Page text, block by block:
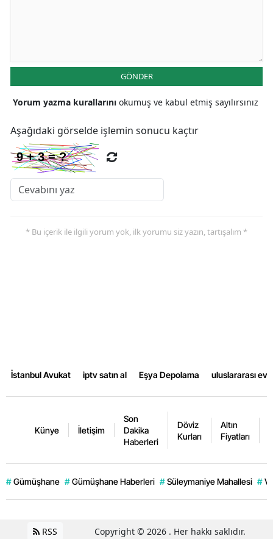
GÖNDER
Yorum yazma kurallarını okumuş ve kabul etmiş sayılırsınız
Aşağıdaki görselde işlemin sonucu kaçtır
* Bu içerik ile ilgili yorum yok, ilk yorumu siz yazın, tartışalım *
İstanbul Avukat iptv satın al Eşya Depolama uluslararası
Künye İletişim
Son
Dakika
Haberleri
Döviz
Kurları
Altın
Fiyatları
# Gümüşhane # Gümüşhane Haberleri # Süleymaniye Mahallesi #
RSS Copyright © 2026 . Her hakkı saklıdır.